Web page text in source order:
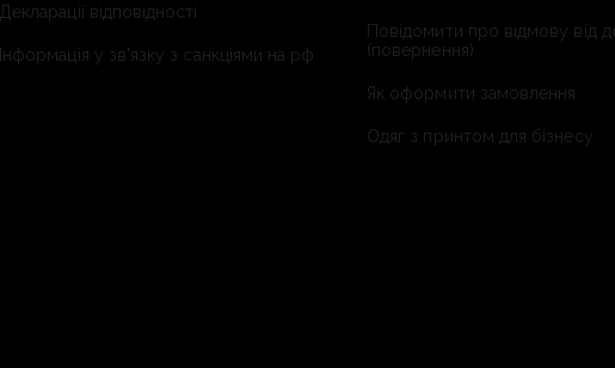
Декларації відповідності
Інформація у зв'язку з санкціями на рф
Повідомити про відмову від
(повернення)
Як оформити замовлення
Одяг з принтом для бізнесу